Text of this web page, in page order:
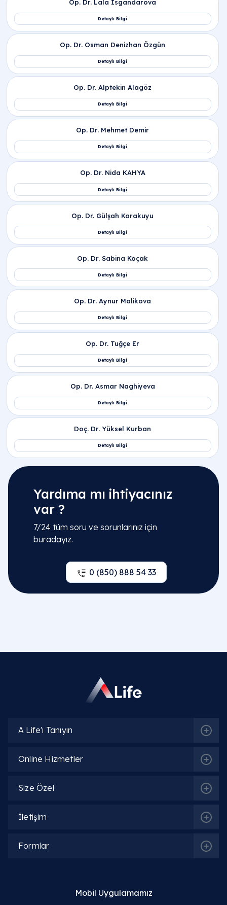
İlgili Hekimler
Yardıma mı ihtiyacınız
var ?
7/24 tüm soru ve sorunlarınız için
buradayız.
0 (850) 888 54 33
A Life'ı Tanıyın
Online Hizmetler
Size Özel
İletişim
Formlar
Mobil Uygulamamız